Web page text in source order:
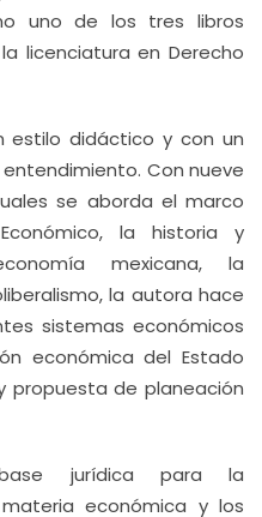
uno de los tres libros
licenciatura en Derecho
estilo didáctico y con un
Con nueve
se aborda el marco
la historia y
mexicana, la
la autora hace
sistemas económicos
económica del Estado
propuesta de planeación
base jurídica para la
económica y los